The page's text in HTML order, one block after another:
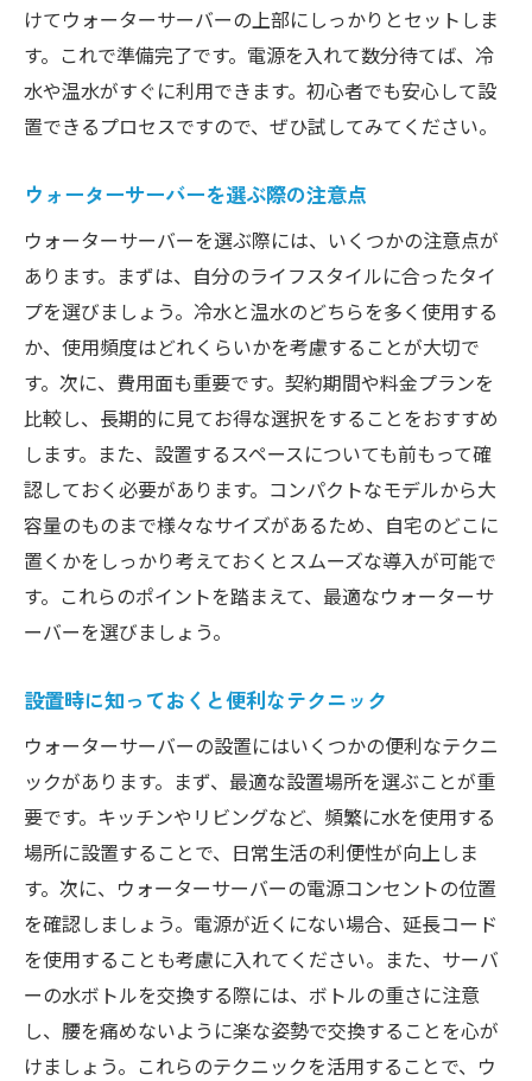
けてウォーターサーバーの上部にしっかりとセットしま
す。これで準備完了です。電源を入れて数分待てば、冷
水や温水がすぐに利用できます。初心者でも安心して設
置できるプロセスですので、ぜひ試してみてください。
ウォーターサーバーを選ぶ際の注意点
ウォーターサーバーを選ぶ際には、いくつかの注意点が
あります。まずは、自分のライフスタイルに合ったタイ
プを選びましょう。冷水と温水のどちらを多く使用する
か、使用頻度はどれくらいかを考慮することが大切で
す。次に、費用面も重要です。契約期間や料金プランを
比較し、長期的に見てお得な選択をすることをおすすめ
します。また、設置するスペースについても前もって確
認しておく必要があります。コンパクトなモデルから大
容量のものまで様々なサイズがあるため、自宅のどこに
置くかをしっかり考えておくとスムーズな導入が可能で
す。これらのポイントを踏まえて、最適なウォーターサ
ーバーを選びましょう。
設置時に知っておくと便利なテクニック
ウォーターサーバーの設置にはいくつかの便利なテクニ
ックがあります。まず、最適な設置場所を選ぶことが重
要です。キッチンやリビングなど、頻繁に水を使用する
場所に設置することで、日常生活の利便性が向上しま
す。次に、ウォーターサーバーの電源コンセントの位置
を確認しましょう。電源が近くにない場合、延長コード
を使用することも考慮に入れてください。また、サーバ
ーの水ボトルを交換する際には、ボトルの重さに注意
し、腰を痛めないように楽な姿勢で交換することを心が
けましょう。これらのテクニックを活用することで、ウ